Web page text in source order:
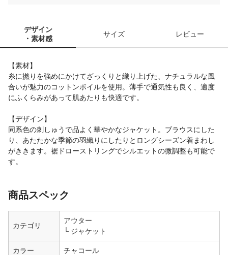
デザイン
・素材感
サイズ レビュー
【素材】
糸に撚りを強めにかけてざっくりと織り上げた、ナチュラルな風
合いが魅力のコットンボイルを使用。薄手で通気性も良く、適度
にふくらみがあって肌あたりも快適です。
【デザイン】
同系色の刺しゅうで品よく華やかなジャケット。ブラウスにした
り、あたたかな季節の羽織りにしたりとロングシーズン着まわし
がききます。裾ドローストリングでシルエットの微調整も可能で
す。
商品スペック
カテゴリ
アウター
ジャケット
カラー チャコール